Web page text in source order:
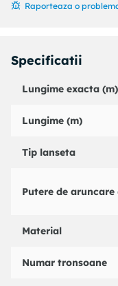
- 3.9 m - 280 g;
Raporteaza o
Specificatii
Lungime exacta (m)
Lungime (m)
Tip lanseta
Putere de aruncare
Material
Numar tronsoane